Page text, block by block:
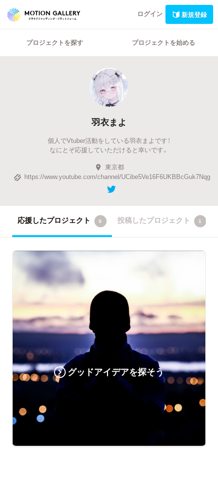
ログイン 新規登録
プロジェクトを探す プロジェクトを始める
羽衣まよ
個人でVtuber活動をしている羽衣まよです！
なにとぞ応援していただけると幸いです。
東京都
https://www.youtube.com/channel/UCibe5Ve16F6UKBBcGuk7Nqg
応援したプロジェクト 0 投稿したプロジェクト 1
グッドアイデアを探そう